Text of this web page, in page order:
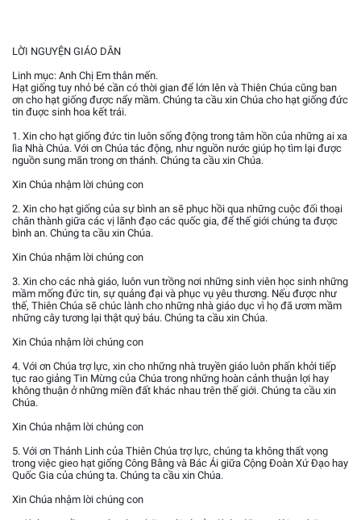
LỜI NGUYỆN GIÁO DÂN
Linh mục: Anh Chị Em thân mến.
Hạt giống tuy nhỏ bé cần có thời gian để lớn lên và Thiên Chúa cũng ban
ơn cho hạt giống được nẩy mầm. Chúng ta cầu xin Chúa cho hạt giống đức
tin đuợc sinh hoa kết trái.
1. Xin cho hạt giống đức tin luôn sống động trong tâm hồn của những ai xa
lìa Nhà Chúa. Với ơn Chúa tác động, như nguồn nước giúp họ tìm lại được
nguồn sung mãn trong ơn thánh. Chúng ta cầu xin Chúa.
Xin Chúa nhậm lời chúng con
2. Xin cho hạt giống của sự bình an sẽ phục hồi qua những cuộc đối thoại
chân thành giữa các vị lãnh đạo các quốc gia, để thế giới chúng ta được
bình an. Chúng ta cầu xin Chúa.
Xin Chúa nhậm lời chúng con
3. Xin cho các nhà giáo, luôn vun trồng nơi những sinh viên học sinh những
mầm mống đức tin, sự quảng đại và phục vụ yêu thương. Nếu được như
thế, Thiên Chúa sẽ chúc lành cho những nhà giáo dục vì họ đã ươm mầm
những cây tương lại thật quý báu. Chúng ta cầu xin Chúa.
Xin Chúa nhậm lời chúng con
4. Với ơn Chúa trợ lực, xin cho những nhà truyền giáo luôn phấn khởi tiếp
tục rao giảng Tin Mừng của Chúa trong những hoàn cảnh thuận lợi hay
không thuận ở những miền đất khác nhau trên thế giới. Chúng ta cầu xin
Chúa.
Xin Chúa nhậm lời chúng con
5. Với ơn Thánh Linh của Thiên Chúa trợ lực, chúng ta không thất vọng
trong việc gieo hạt giống Công Bằng và Bác Ái giữa Cộng Đoàn Xứ Đạo hay
Quốc Gia của chúng ta. Chúng ta cầu xin Chúa.
Xin Chúa nhậm lời chúng con